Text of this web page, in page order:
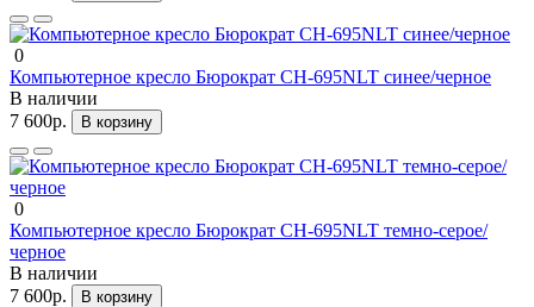
0
Компьютерное кресло Бюрократ CH-695NLT синее/черное
В наличии
7 600р.
В корзину
0
Компьютерное кресло Бюрократ CH-695NLT темно-серое/
черное
В наличии
7 600р.
В корзину